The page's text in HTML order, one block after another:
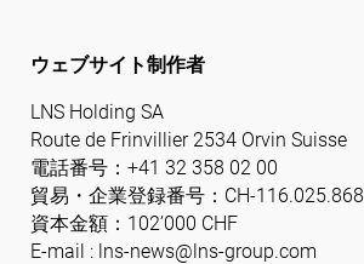
ウェブサイト制作者
LNS Holding SA
Route de Frinvillier 2534 Orvin Suisse
電話番号：+41 32 358 02 00
貿易・企業登録番号：CH-116.025.868
資本金額：102’000 CHF
E-mail : lns-news@lns-group.com
スイス
日本語